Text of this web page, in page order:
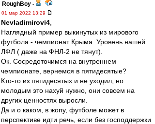
RoughBoy -
01 мар 2022 13:29
Nevladimirovi4
Наглядный пример выкинутых из мирового
футбола - чемпионат Крыма. Уровень нашей
ЛФЛ ( даже на ФНЛ-2 не тянут).
Ок. Сосредоточимся на внутреннем
чемпионате, вернемся в пятидесятые?
Кто-то из пятидесятых и не уходил, но
молодым это нахуй нужно, они совсем на
других ценностях выросли.
Да и о каком, в жопу, футболе может в
перспективе идти речь, если без господдержки